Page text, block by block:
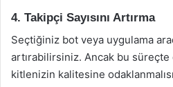
4. Takipçi Sayısını Artırma
Seçtiğiniz bot veya uygulama
artırabilirsiniz. Ancak bu süreçte
kitlenizin kalitesine